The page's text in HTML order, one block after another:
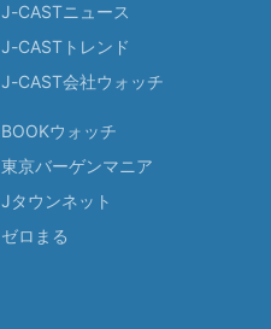
J-CASTニュース
J-CASTトレンド
J-CAST会社ウォッチ
BOOKウォッチ
東京バーゲンマニア
Jタウンネット
ゼロまる